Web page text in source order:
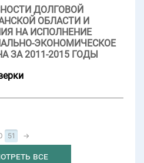
ДОЛГОВОЙ
ОБЛАСТИ И
НА ИСПОЛНЕНИЕ
ЭКОНОМИЧЕСКОЕ
ЗА 2011-2015 ГОДЫ
51 →
все